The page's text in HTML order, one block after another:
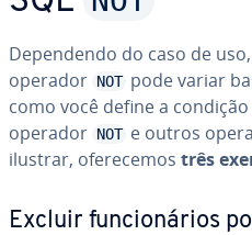
De­pen­dendo do caso de
operador NOT pode variar
como você define a
operador NOT e outros
ilustrar, ofe­re­ce­mos três
Excluir fun­ci­o­ná­rios